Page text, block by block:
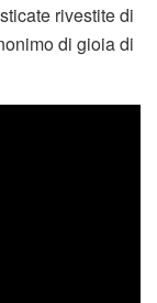
rivestite di
di gioia di